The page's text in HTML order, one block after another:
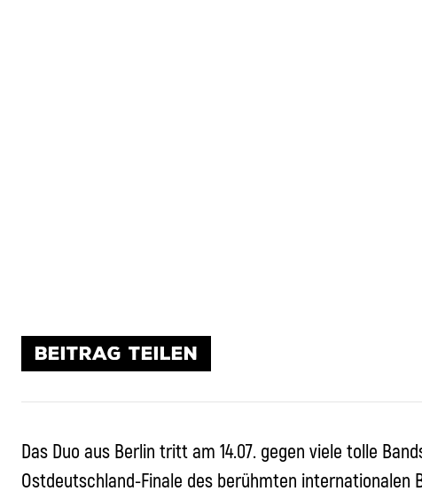
BEITRAG TEILEN
Das Duo aus Berlin tritt am 14.07. gegen viele tolle
Ostdeutschland-Finale des berühmten internationalen